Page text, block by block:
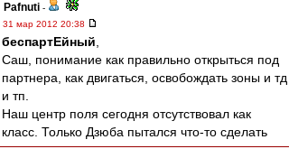
Pafnuti -
31 мар 2012 20:38
беспартЕйный
Саш, понимание как правильно открыться под
партнера, как двигаться, освобождать зоны и тд
и тп.
Наш центр поля сегодня отсутствовал как
класс. Только Дзюба пытался что-то сделать